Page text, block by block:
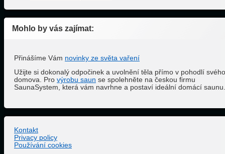
Mohlo by vás zajímat:
Přinášíme Vám novinky ze světa vaření
Užijte si dokonalý odpočinek a uvolnění těla přímo v pohodlí svého
domova. Pro výrobu saun se spolehněte na českou firmu
SaunaSystem, která vám navrhne a postaví ideální domácí saunu.
Kontakt
Privacy policy
Používání cookies